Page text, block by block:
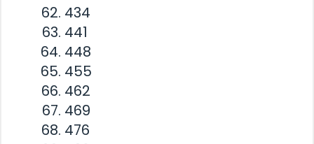
434
441
448
455
462
469
476